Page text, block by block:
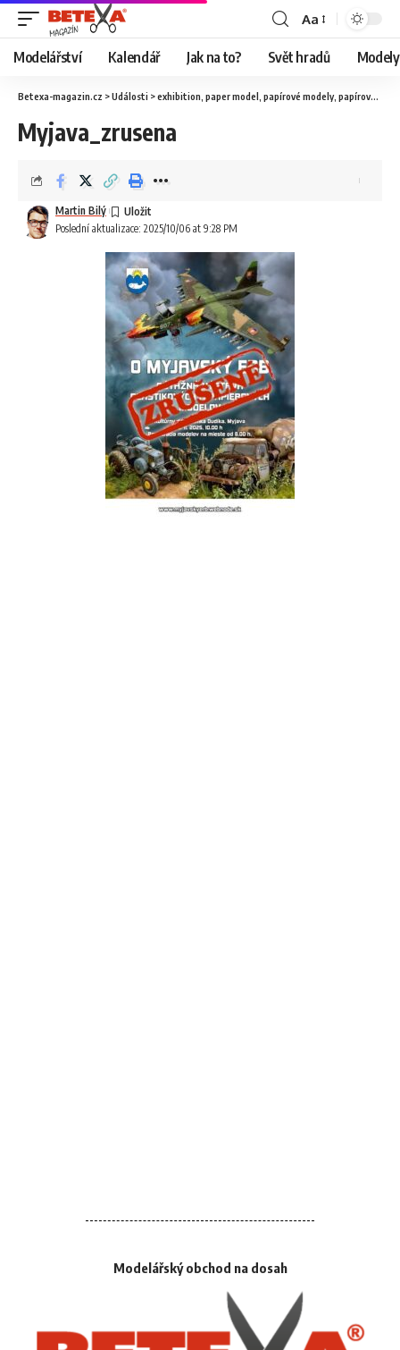
Aa
Modelářství Kalendář Jak na to? Svět hradů
Betexa-magazin.cz >Události >exhibition paper model papírové modely, papírový model
Myjava_zrusena
Poslední aktualizace: 2025/10/06 at 9:28 PM
Martin Bilý
Modelářský obchod na dosah